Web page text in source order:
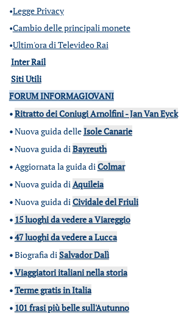
•Legge Privacy
•Cambio delle principali monete
•Ultim'ora di Televideo Rai
Inter Rail
Siti Utili
FORUM INFORMAGIOVANI
•Ritratto dei Coniugi Arnolfini - Jan Van Eyck
•Nuova guida delleIsole Canarie
•Nuova guida diBayreuth
•Aggiornata la guida diColmar
•Nuova guida diAquileia
•Nuova guida diCividale del Friuli
• 15 luoghi da vedere a Viareggio
•47 luoghi da vedere a Lucca
•Biografia diSalvador Dalì
•Viaggiatori italiani nella storia
•Terme gratis in Italia
• 101 frasi più belle sull'Autunno